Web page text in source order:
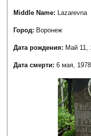
Middle Name: Lazarevna
Город: Воронеж
Дата рождения: Май 11,
Дата смерти:6 мая, 1978